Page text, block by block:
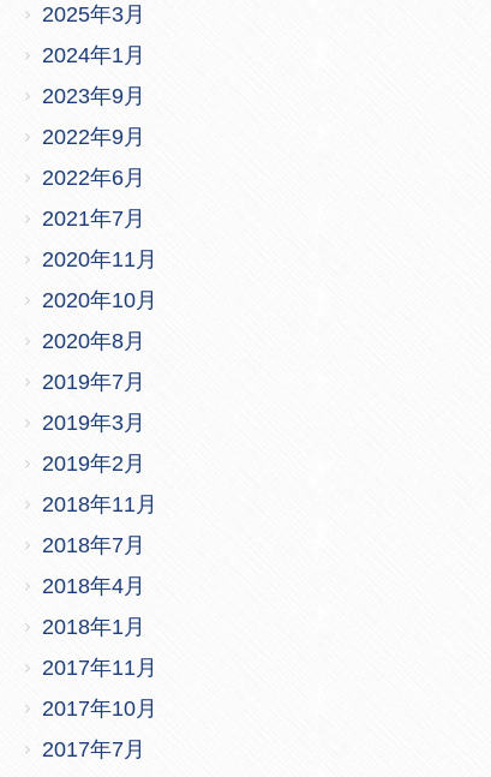
2025年3月
2024年1月
2023年9月
2022年9月
2022年6月
2021年7月
2020年11月
2020年10月
2020年8月
2019年7月
2019年3月
2019年2月
2018年11月
2018年7月
2018年4月
2018年1月
2017年11月
2017年10月
2017年7月